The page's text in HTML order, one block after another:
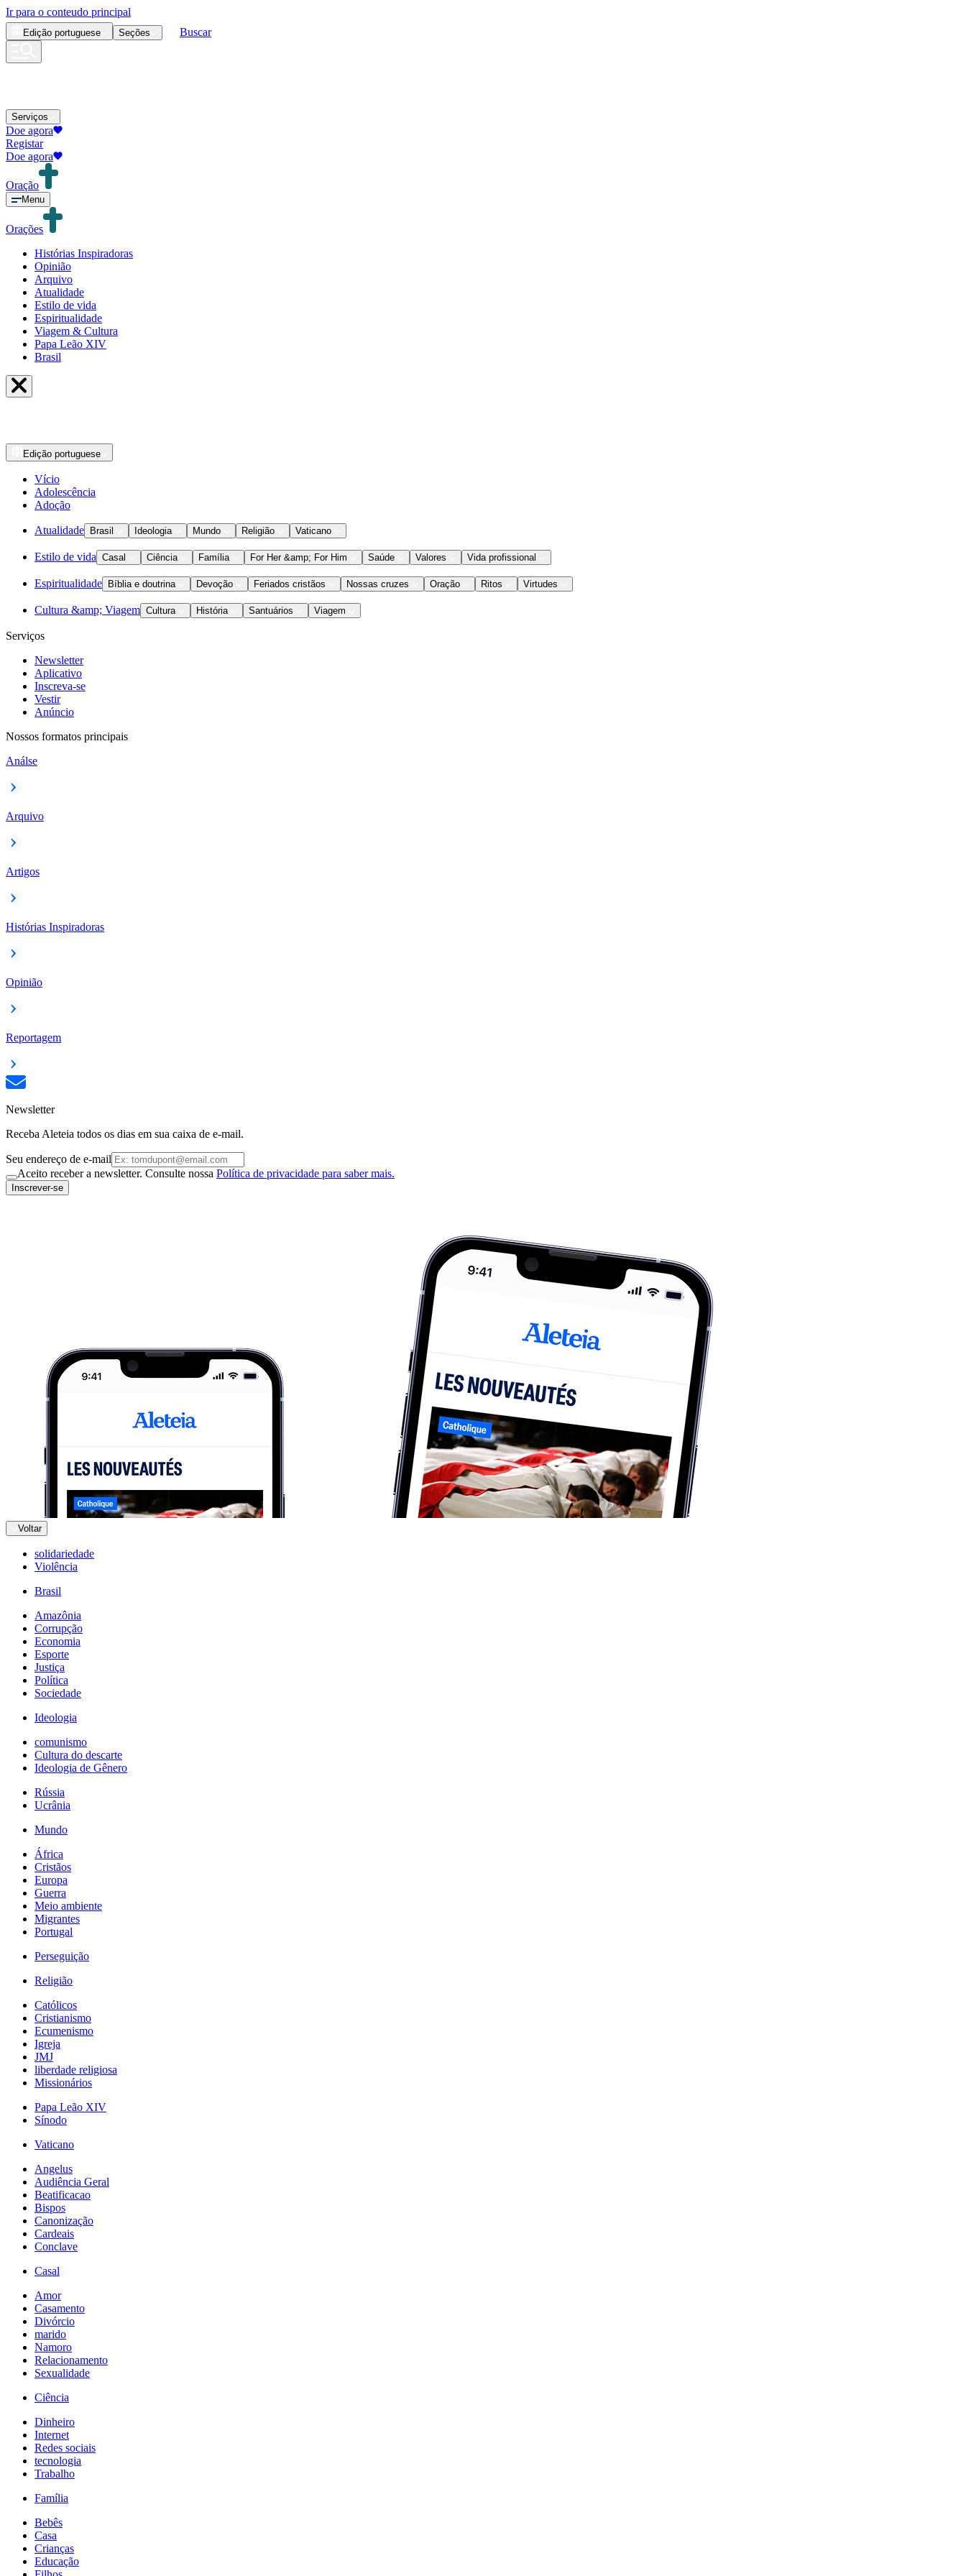
Ir para o conteudo principal
Edição portuguese Seções Buscar
Serviços
Doe agora
Registar
Doe agora
Oração
Menu
Orações
Histórias Inspiradoras
Opinião
Arquivo
Atualidade
Estilo de vida
Espiritualidade
Viagem & Cultura
Papa Leão XIV
Brasil
Edição portuguese
Vício
Adolescência
Adoção
Atualidade Brasil Ideologia Mundo Religião Vaticano
Estilo de vida Casal Ciência Família For Her &amp; For Him Saúde Valores Vida profissional
Espiritualidade Bíblia e doutrina Devoção Feriados cristãos Nossas cruzes Oração Ritos Virtudes
Cultura &amp; Viagem Cultura História Santuários Viagem
Serviços
Newsletter
Aplicativo
Inscreva-se
Vestir
Anúncio
Nossos formatos principais
Análse
Arquivo
Artigos
Histórias Inspiradoras
Opinião
Reportagem
Newsletter
Receba Aleteia todos os dias em sua caixa de e-mail.
Seu endereço de e-mail
Aceito receber a newsletter. Consulte nossa Política de privacidade para saber mais.
Inscrever-se
Voltar
solidariedade
Violência
Brasil
Amazônia
Corrupção
Economia
Esporte
Justiça
Política
Sociedade
Ideologia
comunismo
Cultura do descarte
Ideologia de Gênero
Rússia
Ucrânia
Mundo
África
Cristãos
Europa
Guerra
Meio ambiente
Migrantes
Portugal
Perseguição
Religião
Católicos
Cristianismo
Ecumenismo
Igreja
JMJ
liberdade religiosa
Missionários
Papa Leão XIV
Sínodo
Vaticano
Angelus
Audiência Geral
Beatificacao
Bispos
Canonização
Cardeais
Conclave
Casal
Amor
Casamento
Divórcio
marido
Namoro
Relacionamento
Sexualidade
Ciência
Dinheiro
Internet
Redes sociais
tecnologia
Trabalho
Família
Bebês
Casa
Crianças
Educação